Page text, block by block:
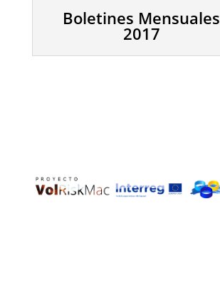
Boletines Mensuales
2017